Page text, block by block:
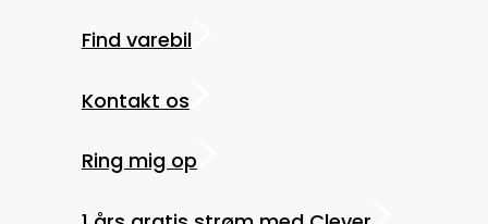
Find varebil
Kontakt os
Ring mig op